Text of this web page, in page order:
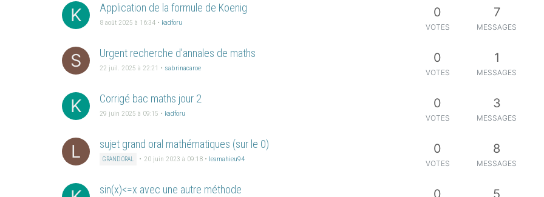
K Application de la formule de Koenig
8 août 2025 à 16:34 • kadforu
0
VOTES
7
MESSAGES
S Urgent recherche d’annales de maths
22 juil. 2025 à 22:21 • sabrinacaroe
0
VOTES
1
MESSAGES
K Corrigé bac maths jour 2
29 juin 2025 à 09:15 • kadforu
0
VOTES
3
MESSAGES
L sujet grand oral mathématiques (sur le 0)
GRAND ORAL • 20 juin 2023 à 09:18 • leamahieu94
0
VOTES
8
MESSAGES
sin(x)<=x avec une autre méthode